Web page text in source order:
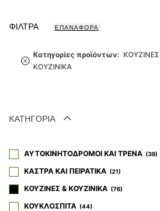
ΦΙΛΤΡΑ ΕΠΑΝΑΦΟΡΑ
Κατηγορίες προϊόντων:
ΚΟΥΖΙΝΙΚΑ
ΚΑΤΗΓΟΡΙΑ
ΑΥΤΟΚΙΝΗΤΟΔΡΟΜΟΙ ΚΑΙ ΤΡΕΝΑ 39
ΚΑΣΤΡΑ ΚΑΙ ΠΕΙΡΑΤΙΚΑ 21
ΚΟΥΖΙΝΕΣ & ΚΟΥΖΙΝΙΚΑ 76
ΚΟΥΚΛΟΣΠΙΤΑ 44